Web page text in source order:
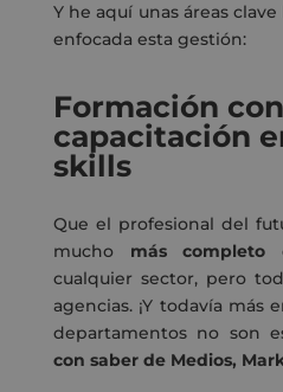
Y he aquí unas áreas
enfocada esta gestión:
Formación
capacitación
skills
Que el profesional del
mucho más completo
cualquier sector, pero
agencias. ¡Y todavía más
departamentos no son
con saber de Medios,